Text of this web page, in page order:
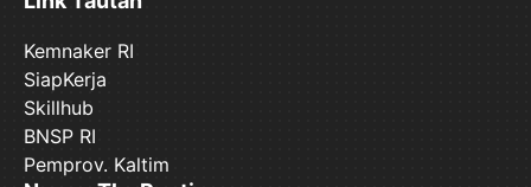
Kemnaker RI
SiapKerja
Skillhub
BNSP RI
Pemprov. Kaltim